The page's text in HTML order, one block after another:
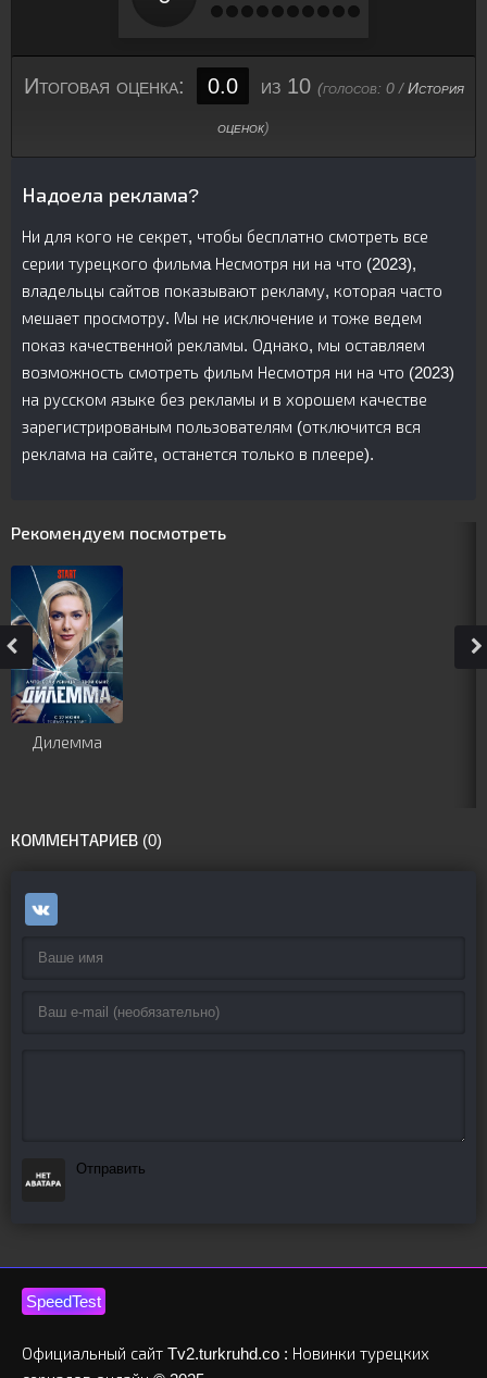
Итоговая оценка: 0.0 из 10 (голосов: 0/История
оценок)
Надоела реклама?
Ни для кого не секрет, чтобы бесплатно смотреть все
серии турецкого фильмa Несмотря ни на что (2023),
владельцы сайтов показывают рекламу, которая часто
мешает просмотру. Мы не исключение и тоже ведем
показ качественной рекламы. Однако, мы оставляем
возможность смотреть фильм Несмотря ни на что (2023)
на русском языке без рекламы и в хорошем качестве
зарегистрированым пользователям (отключится вся
реклама на сайте, останется только в плеере).
Рекомендуем посмотреть
Дилемма
КОММЕНТАРИЕВ (0)
Отправить
SpeedTest
Официальный сайт Tv2.turkruhd.co : Новинки турецких